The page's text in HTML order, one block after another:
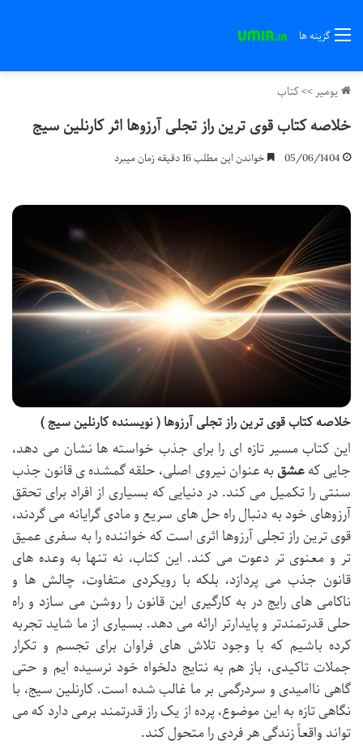
گزینه ها
یومیر>>کتاب
خلاصه کتاب قوی ترین راز تجلی آرزوها اثر کارنلین سیج
05/06/1404 خواندن این مطلب 16 دقیقه زمان میبرد
خلاصه کتاب قوی ترین راز تجلی آرزوها ( نویسنده کارنلین سیج )
این کتاب مسیر تازه ای را برای جذب خواسته ها نشان می دهد،
جایی کهعشق به عنوان نیروی اصلی، حلقه گمشده ی قانون جذب
سنتی را تکمیل می کند. در دنیایی که بسیاری از افراد برای تحقق
آرزوهای خود به دنبال راه حل های سریع و مادی گرایانه می گردند،
قوی ترین راز تجلی آرزوها اثری است که خواننده را به سفری عمیق
تر و معنوی تر دعوت می کند. این کتاب، نه تنها به وعده های
قانون جذب می پردازد، بلکه با رویکردی متفاوت، چالش ها و
ناکامی های رایج در به کارگیری این قانون را روشن می سازد و راه
حلی قدرتمندتر و پایدارتر ارائه می دهد. بسیاری از ما شاید تجربه
کرده باشیم که با وجود تلاش های فراوان برای تجسم و تکرار
جملات تاکیدی، باز هم به نتایج دلخواه خود نرسیده ایم و حتی
گاهی ناامیدی و سردرگمی بر ما غالب شده است. کارنلین سیج، با
نگاهی تازه به این موضوع، پرده از یک راز قدرتمند برمی دارد که می
تواند واقعاً زندگی هر فردی را متحول کند.